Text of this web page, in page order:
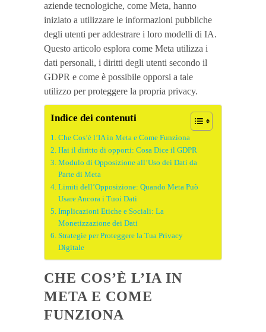
aziende tecnologiche, come Meta, hanno
iniziato a utilizzare le informazioni pubbliche
degli utenti per addestrare i loro modelli di IA.
Questo articolo esplora come Meta utilizza i
dati personali, i diritti degli utenti secondo il
GDPR e come è possibile opporsi a tale
utilizzo per proteggere la propria privacy.
Indice dei contenuti
Che Cos’è l’IA in Meta e Come Funziona
Hai il diritto di opporti: Cosa Dice il GDPR
Modulo di Opposizione all’Uso dei Dati da
Parte di Meta
Limiti dell’Opposizione: Quando Meta Può
Usare Ancora i Tuoi Dati
Implicazioni Etiche e Sociali: La
Monetizzazione dei Dati
Strategie per Proteggere la Tua Privacy
Digitale
CHE COS’È L’IA IN
META E COME
FUNZIONA